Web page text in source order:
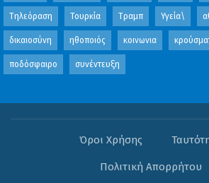
Τηλεόραση Τουρκία Τραμπ Υγεία\
δικαιοσύνη ηθοποιός κοινωνια
ποδόσφαιρο συνέντευξη
Όροι Χρήσης
Πολιτική Απορρήτου